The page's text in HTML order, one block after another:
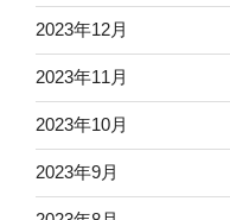
2023年12月
2023年11月
2023年10月
2023年9月